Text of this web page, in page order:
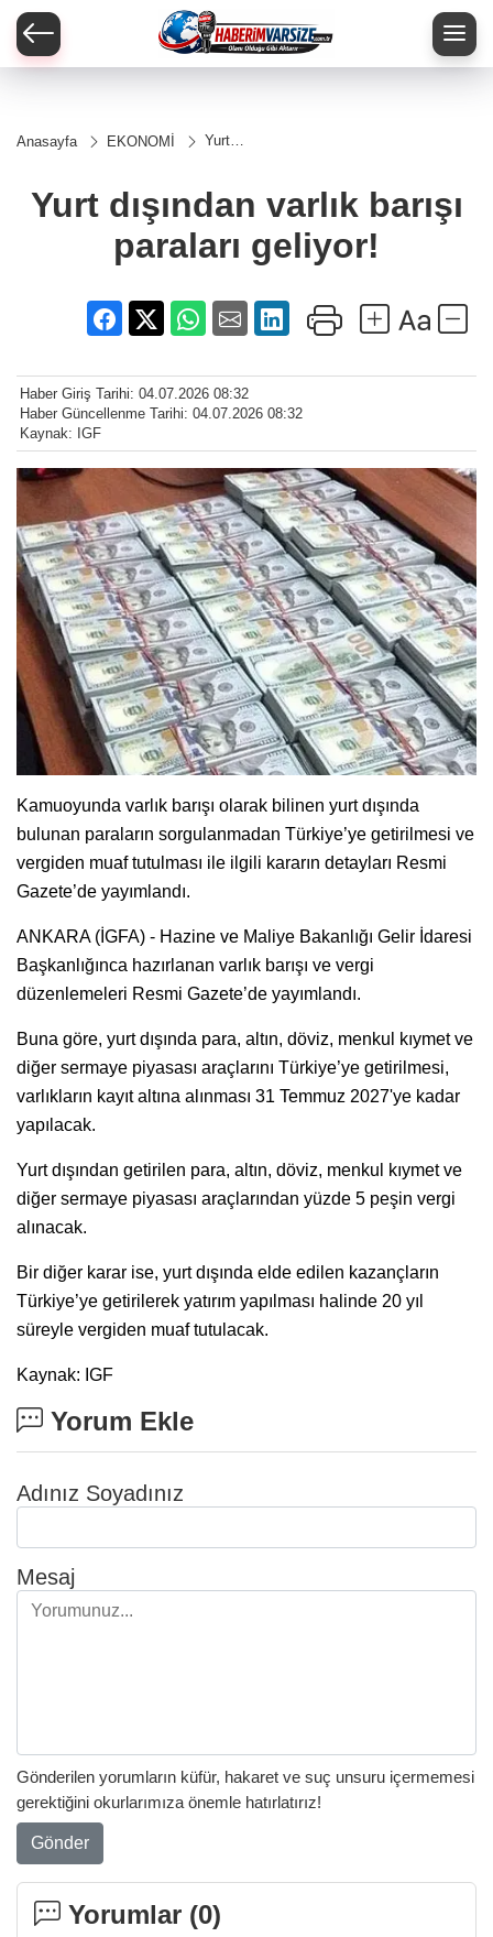
Anasayfa EKONOMİ
Yurt
barışı
paraları
Yurt dışından varlık barışı
paraları geliyor!
Haber Giriş Tarihi: 04.07.2026 08:32
Haber Güncellenme Tarihi: 04.07.2026 08:32
Kaynak: IGF
Kamuoyunda varlık barışı olarak bilinen yurt dışında
bulunan paraların sorgulanmadan Türkiye’ye getirilmesi ve
vergiden muaf tutulması ile ilgili kararın detayları Resmi
Gazete’de yayımlandı.
ANKARA (İGFA) - Hazine ve Maliye Bakanlığı Gelir İdaresi
Başkanlığınca hazırlanan varlık barışı ve vergi
düzenlemeleri Resmi Gazete’de yayımlandı.
Buna göre, yurt dışında para, altın, döviz, menkul kıymet ve
diğer sermaye piyasası araçlarını Türkiye’ye getirilmesi,
varlıkların kayıt altına alınması 31 Temmuz 2027'ye kadar
yapılacak.
Yurt dışından getirilen para, altın, döviz, menkul kıymet ve
diğer sermaye piyasası araçlarından yüzde 5 peşin vergi
alınacak.
Bir diğer karar ise, yurt dışında elde edilen kazançların
Türkiye’ye getirilerek yatırım yapılması halinde 20 yıl
süreyle vergiden muaf tutulacak.
Kaynak: IGF
Yorum Ekle
Adınız Soyadınız
Mesaj
Gönderilen yorumların küfür, hakaret ve suç unsuru içermemesi
gerektiğini okurlarımıza önemle hatırlatırız!
Gönder
Yorumlar (0)